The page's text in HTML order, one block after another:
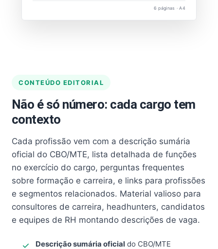
6 páginas · A4
CONTEÚDO EDITORIAL
Não é só número: cada cargo tem
contexto
Cada profissão vem com a descrição sumária
oficial do CBO/MTE, lista detalhada de funções
no exercício do cargo, perguntas frequentes
sobre formação e carreira, e links para profissões
e segmentos relacionados. Material valioso para
consultores de carreira, headhunters, candidatos
e equipes de RH montando descrições de vaga.
Descrição sumária oficial do CBO/MTE